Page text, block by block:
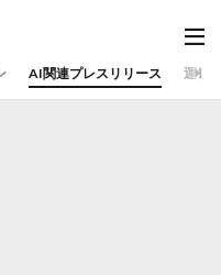
AI関連プレスリリース 運営